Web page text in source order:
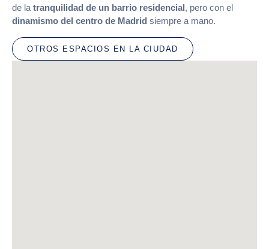
de la tranquilidad de un barrio residencial, pero con el
dinamismo del centro de Madrid siempre a mano.
OTROS ESPACIOS EN LA CIUDAD